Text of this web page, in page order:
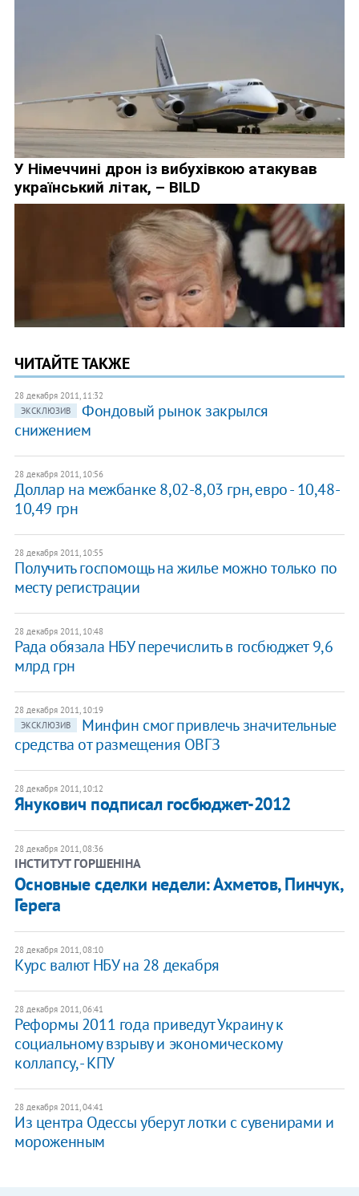
ЧИТАЙТЕ ТАКЖЕ
28 декабря 2011, 11:32
ЭКСКЛЮЗИВ
Фондовый рынок закрылся
снижением
28 декабря 2011, 10:56
Доллар на межбанке 8,02-8,03 грн, евро - 10,48-
10,49 грн
28 декабря 2011, 10:55
Получить госпомощь на жилье можно только по
месту регистрации
28 декабря 2011, 10:48
Рада обязала НБУ перечислить в госбюджет 9,6
млрд грн
28 декабря 2011, 10:19
ЭКСКЛЮЗИВ
Минфин смог привлечь значительные
средства от размещения ОВГЗ
28 декабря 2011, 10:12
Янукович подписал госбюджет-2012
28 декабря 2011, 08:36
ІНСТИТУТ ГОРШЕНІНА
Основные сделки недели: Ахметов, Пинчук,
Герега
28 декабря 2011, 08:10
Курс валют НБУ на 28 декабря
28 декабря 2011, 06:41
Реформы 2011 года приведут Украину к
социальному взрыву и экономическому
коллапсу, - КПУ
28 декабря 2011, 04:41
Из центра Одессы уберут лотки с сувенирами и
мороженным